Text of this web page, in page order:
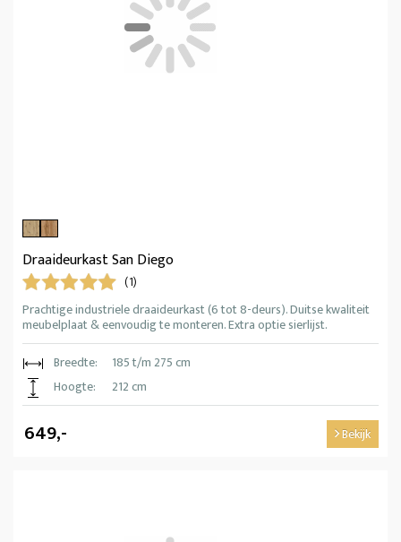
Draaideurkast San Diego
(1)
Prachtige industriele draaideurkast (6 tot 8-deurs). Duitse kwaliteit
meubelplaat & eenvoudig te monteren. Extra optie sierlijst.
Breedte:
185 t/m 275 cm
Hoogte:
212 cm
649,- Bekijk